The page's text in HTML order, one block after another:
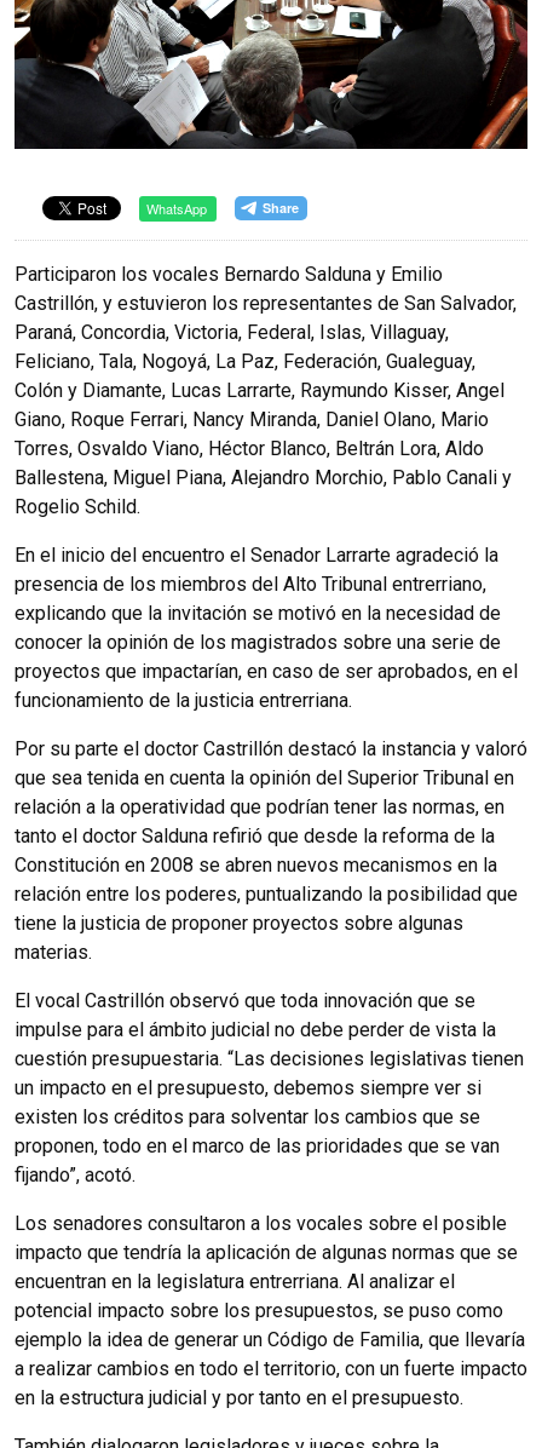
WhatsApp
Participaron los vocales Bernardo Salduna y Emilio
Castrillón, y estuvieron los representantes de San Salvador,
Paraná, Concordia, Victoria, Federal, Islas, Villaguay,
Feliciano, Tala, Nogoyá, La Paz, Federación, Gualeguay,
Colón y Diamante, Lucas Larrarte, Raymundo Kisser, Angel
Giano, Roque Ferrari, Nancy Miranda, Daniel Olano, Mario
Torres, Osvaldo Viano, Héctor Blanco, Beltrán Lora, Aldo
Ballestena, Miguel Piana, Alejandro Morchio, Pablo Canali y
Rogelio Schild.
En el inicio del encuentro el Senador Larrarte agradeció la
presencia de los miembros del Alto Tribunal entrerriano,
explicando que la invitación se motivó en la necesidad de
conocer la opinión de los magistrados sobre una serie de
proyectos que impactarían, en caso de ser aprobados, en el
funcionamiento de la justicia entrerriana.
Por su parte el doctor Castrillón destacó la instancia y valoró
que sea tenida en cuenta la opinión del Superior Tribunal en
relación a la operatividad que podrían tener las normas, en
tanto el doctor Salduna refirió que desde la reforma de la
Constitución en 2008 se abren nuevos mecanismos en la
relación entre los poderes, puntualizando la posibilidad que
tiene la justicia de proponer proyectos sobre algunas
materias.
El vocal Castrillón observó que toda innovación que se
impulse para el ámbito judicial no debe perder de vista la
cuestión presupuestaria. “Las decisiones legislativas tienen
un impacto en el presupuesto, debemos siempre ver si
existen los créditos para solventar los cambios que se
proponen, todo en el marco de las prioridades que se van
fijando”, acotó.
Los senadores consultaron a los vocales sobre el posible
impacto que tendría la aplicación de algunas normas que se
encuentran en la legislatura entrerriana. Al analizar el
potencial impacto sobre los presupuestos, se puso como
ejemplo la idea de generar un Código de Familia, que llevaría
a realizar cambios en todo el territorio, con un fuerte impacto
en la estructura judicial y por tanto en el presupuesto.